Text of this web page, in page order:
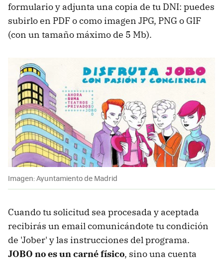
formulario y adjunta una copia de tu DNI: puedes
subirlo en PDF o como imagen JPG, PNG o GIF
(con un tamaño máximo de 5 Mb).
Imagen: Ayuntamiento de Madrid
Cuando tu solicitud sea procesada y aceptada
recibirás un email comunicándote tu condición
de 'Jober' y las instrucciones del programa.
JOBO no es un carné físico, sino una cuenta